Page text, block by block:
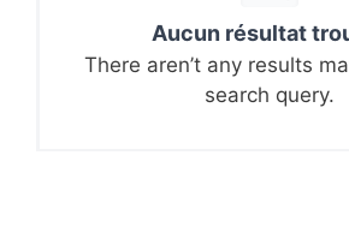
Aucun résultat
There aren’t any results
search query.